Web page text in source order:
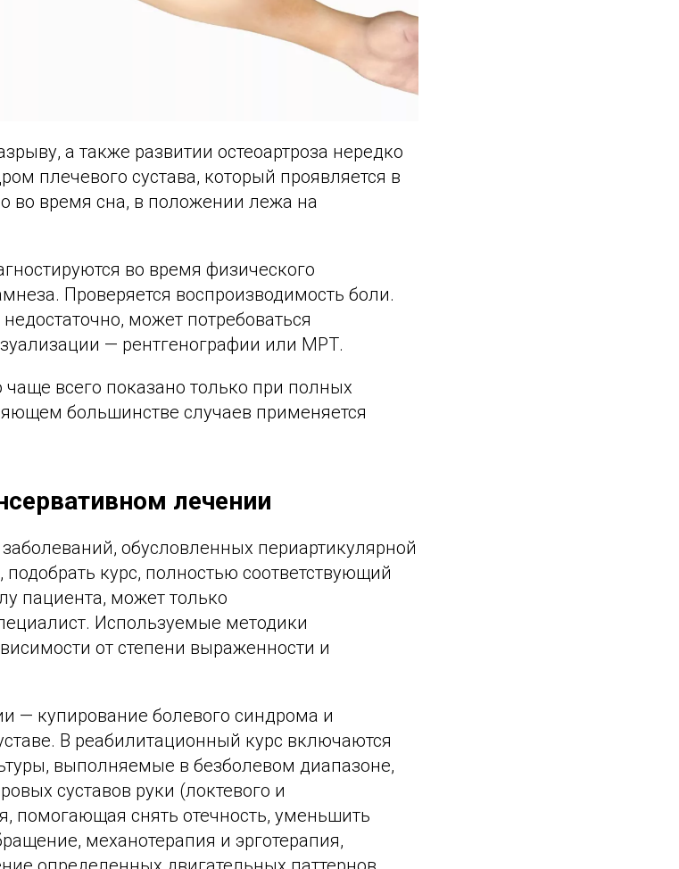
а также развитии остеоартроза нередко
плечевого сустава, который проявляется в
во время сна, в положении лежа на
во время физического
Проверяется воспроизводимость боли.
может потребоваться
— рентгенографии или МРТ.
всего показано только при полных
большинстве случаев применяется
лечении
обусловленных периартикулярной
подобрать курс, полностью соответствующий
пациента, может только
Используемые методики
от степени выраженности и
— купирование болевого синдрома и
В реабилитационный курс включаются
выполняемые в безболевом диапазоне,
суставов руки (локтевого и
помогающая снять отечность, уменьшить
механотерапия и эрготерапия,